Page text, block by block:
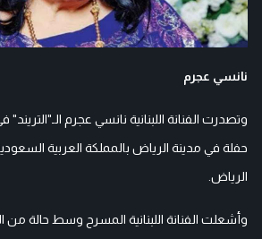
نانسي عجرم
وتصدرت الفنانة اللبنانية نانسي عجرم
حفلة في مدينة الرياض بالمملكة العربية
الرياض.
وأشعلت الفنانة اللبنانية المسرح وسط حالة من